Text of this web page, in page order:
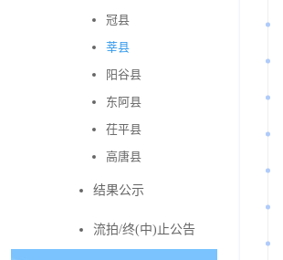
冠县
莘县
阳谷县
东阿县
茌平县
高唐县
结果公示
流拍/终(中)止公告